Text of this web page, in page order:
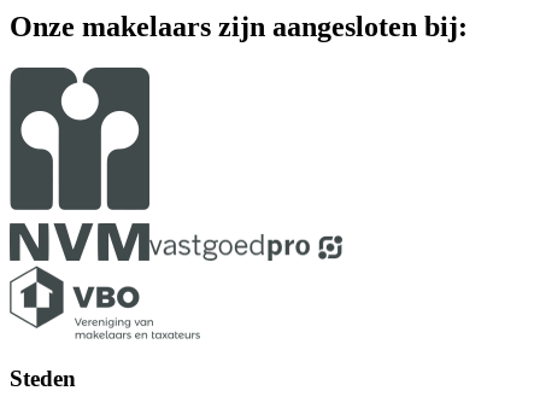
Onze makelaars zijn aangesloten bij:
Steden